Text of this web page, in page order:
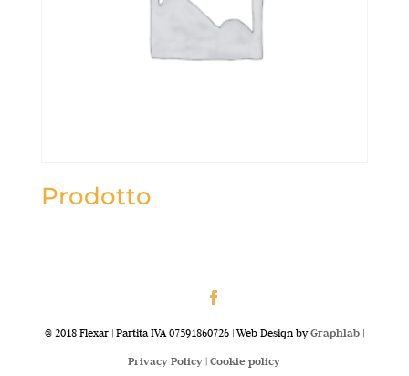
Prodotto
@ 2018 Flexar | Partita IVA 07591860726 | Web Design byGraphlab|
Privacy Policy |Cookie policy